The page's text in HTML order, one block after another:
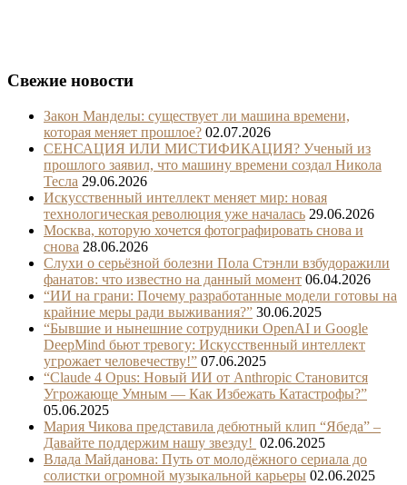
Свежие новости
Закон Манделы: существует ли машина времени,
которая меняет прошлое? 02.07.2026
СЕНСАЦИЯ ИЛИ МИСТИФИКАЦИЯ? Ученый из
прошлого заявил, что машину времени создал Никола
Тесла 29.06.2026
Искусственный интеллект меняет мир: новая
технологическая революция уже началась 29.06.2026
Москва, которую хочется фотографировать снова и
снова 28.06.2026
Слухи о серьёзной болезни Пола Стэнли взбудоражили
фанатов: что известно на данный момент 06.04.2026
“ИИ на грани: Почему разработанные модели готовы на
крайние меры ради выживания?” 30.06.2025
“Бывшие и нынешние сотрудники OpenAI и Google
DeepMind бьют тревогу: Искусственный интеллект
угрожает человечеству!” 07.06.2025
“Claude 4 Opus: Новый ИИ от Anthropic Становится
Угрожающе Умным — Как Избежать Катастрофы?”
05.06.2025
Мария Чикова представила дебютный клип “Ябеда” –
Давайте поддержим нашу звезду! 02.06.2025
Влада Майданова: Путь от молодёжного сериала до
солистки огромной музыкальной карьеры 02.06.2025